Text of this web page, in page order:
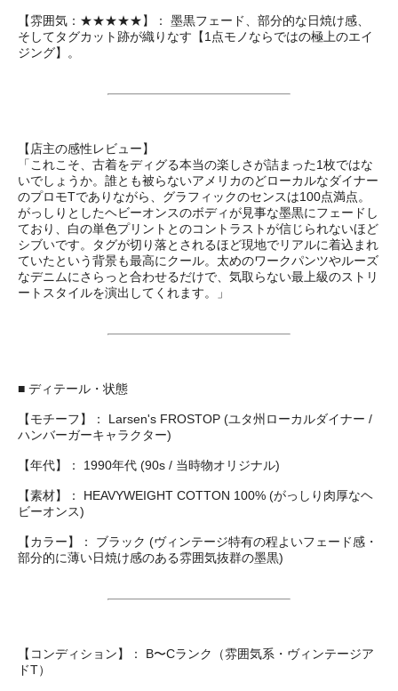
【雰囲気：★★★★★】： 墨黒フェード、部分的な日焼け感、
そしてタグカット跡が織りなす【1点モノならではの極上のエイ
ジング】。
【店主の感性レビュー】
「これこそ、古着をディグる本当の楽しさが詰まった1枚ではな
いでしょうか。誰とも被らないアメリカのどローカルなダイナー
のプロモTでありながら、グラフィックのセンスは100点満点。
がっしりとしたヘビーオンスのボディが見事な墨黒にフェードし
ており、白の単色プリントとのコントラストが信じられないほど
シブいです。タグが切り落とされるほど現地でリアルに着込まれ
ていたという背景も最高にクール。太めのワークパンツやルーズ
なデニムにさらっと合わせるだけで、気取らない最上級のストリ
ートスタイルを演出してくれます。」
■ ディテール・状態
【モチーフ】： Larsen's FROSTOP (ユタ州ローカルダイナー /
ハンバーガーキャラクター)
【年代】： 1990年代 (90s / 当時物オリジナル)
【素材】： HEAVYWEIGHT COTTON 100% (がっしり肉厚なヘ
ビーオンス)
【カラー】： ブラック (ヴィンテージ特有の程よいフェード感・
部分的に薄い日焼け感のある雰囲気抜群の墨黒)
【コンディション】： B〜Cランク（雰囲気系・ヴィンテージア
ドT）